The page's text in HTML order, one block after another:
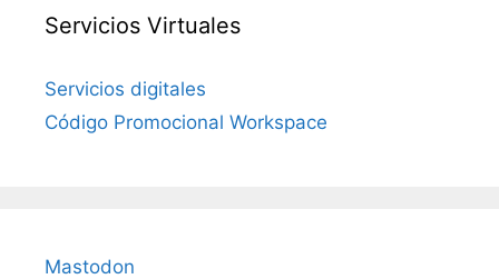
Servicios Virtuales
Servicios digitales
Código Promocional Workspace
Mastodon